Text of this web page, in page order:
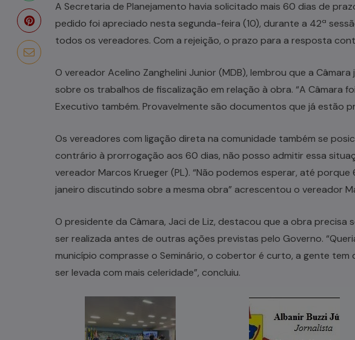
A Secretaria de Planejamento havia solicitado mais 60 dias de
pedido foi apreciado nesta segunda-feira (10), durante a 42ª
todos os vereadores. Com a rejeição, o prazo para a resposta
O vereador Acelino Zanghelini Junior (MDB), lembrou que a
sobre os trabalhos de fiscalização em relação à obra. “A Câmara
Executivo também. Provavelmente são documentos que já estão
Os vereadores com ligação direta na comunidade também se
contrário à prorrogação aos 60 dias, não posso admitir essa
vereador Marcos Krueger (PL). “Não podemos esperar, até
janeiro discutindo sobre a mesma obra” acrescentou o vereador
O presidente da Câmara, Jaci de Liz, destacou que a obra
ser realizada antes de outras ações previstas pelo Governo.
município comprasse o Seminário, o cobertor é curto, a gente
ser levada com mais celeridade”, concluiu.